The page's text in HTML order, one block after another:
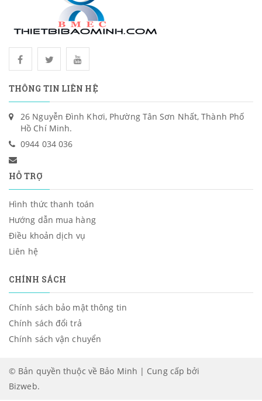
THÔNG TIN LIÊN HỆ
26 Nguyễn Đình Khơi, Phường Tân Sơn Nhất, Thành Phố
Hồ Chí Minh.
0944 034 036
HỖ TRỢ
Hình thức thanh toán
Hướng dẫn mua hàng
Điều khoản dịch vụ
Liên hệ
CHÍNH SÁCH
Chính sách bảo mật thông tin
Chính sách đổi trả
Chính sách vận chuyển
© Bản quyền thuộc về Bảo Minh | Cung cấp bởi
Bizweb.